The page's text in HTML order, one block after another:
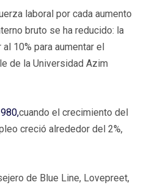
laboral por cada aumento
bruto se ha reducido: la
10% para aumentar el
de la Universidad Azim
cuando el crecimiento del
creció alrededor del 2%,
de Blue Line, Lovepreet,